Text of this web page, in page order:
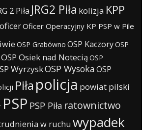
2 Piła JRG2 Piła kolizja KPP
oficerOficer Operacyjny KP PSP w Pile
OSP Grabówno OSP KaczoryOSP
OSP Osiek nad Notecią OSP
WyrzyskOSP WysokaOSP
Piła policja powiat pilski
PSP PSP Piła ratownictwo
w ruchu wypadek